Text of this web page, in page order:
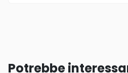
Potrebbe